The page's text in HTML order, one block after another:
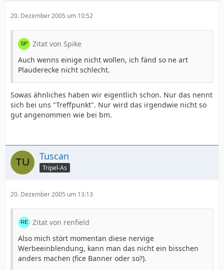
20. Dezember 2005 um 10:52
Zitat von Spike
Auch wenns einige nicht wollen, ich fänd so ne art
Plauderecke nicht schlecht.
Sowas ähnliches haben wir eigentlich schon. Nur das nennt
sich bei uns "Treffpunkt". Nur wird das irgendwie nicht so
gut angenommen wie bei bm.
Tuscan
Tripel-As
20. Dezember 2005 um 13:13
Zitat von renfield
Also mich stört momentan diese nervige
Werbeeinblendung, kann man das nicht ein bisschen
anders machen (fice Banner oder so?).